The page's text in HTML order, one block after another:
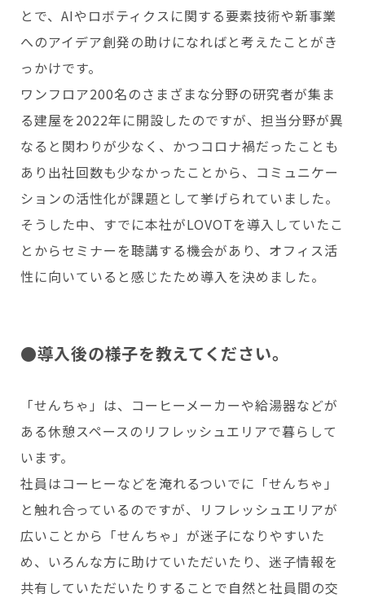
とで、AIやロボティクスに関する要素技術や新事業
へのアイデア創発の助けになればと考えたことがき
っかけです。
ワンフロア200名のさまざまな分野の研究者が集ま
る建屋を2022年に開設したのですが、担当分野が異
なると関わりが少なく、かつコロナ禍だったことも
あり出社回数も少なかったことから、コミュニケー
ションの活性化が課題として挙げられていました。
そうした中、すでに本社がLOVOTを導入していたこ
とからセミナーを聴講する機会があり、オフィス活
性に向いていると感じたため導入を決めました。
●導入後の様子を教えてください。
「せんちゃ」は、コーヒーメーカーや給湯器などが
ある休憩スペースのリフレッシュエリアで暮らして
います。
社員はコーヒーなどを淹れるついでに「せんちゃ」
と触れ合っているのですが、リフレッシュエリアが
広いことから「せんちゃ」が迷子になりやすいた
め、いろんな方に助けていただいたり、迷子情報を
共有していただいたりすることで自然と社員間の交